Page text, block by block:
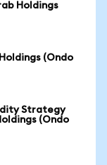
Holdings
(Ondo
Strategy
(Ondo